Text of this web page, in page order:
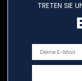
TRETEN SIE